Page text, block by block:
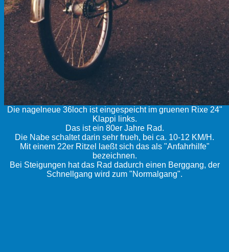
Die nagelneue 36loch ist eingespeicht im gruenen Rixe 24"
Klappi links.
Das ist ein 80er Jahre Rad.
Die Nabe schaltet darin sehr frueh, bei ca. 10-12 KM/H.
Mit einem 22er Ritzel laeßt sich das als "Anfahrhilfe"
bezeichnen.
Bei Steigungen hat das Rad dadurch einen Berggang, der
Schnellgang wird zum "Normalgang".